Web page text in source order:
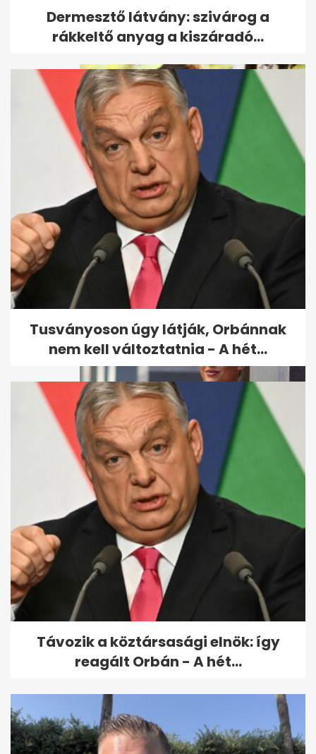
Jaylen Brown: elhajítottam a
telefonom, amikor Bostonból...
Szécsi Pál-kvíz: mennyire
emlékszel a legendás énekes...
Bernáth Odett elmondta,
miért óvja a párkapcsolatát
a...
Dermesztő látvány: szivárog a
rákkeltő anyag a kiszáradó...
Tusványoson úgy látják, Orbánnak
nem kell változtatnia - A hét...
Távozik a köztársasági elnök: így
reagált Orbán - A hét...